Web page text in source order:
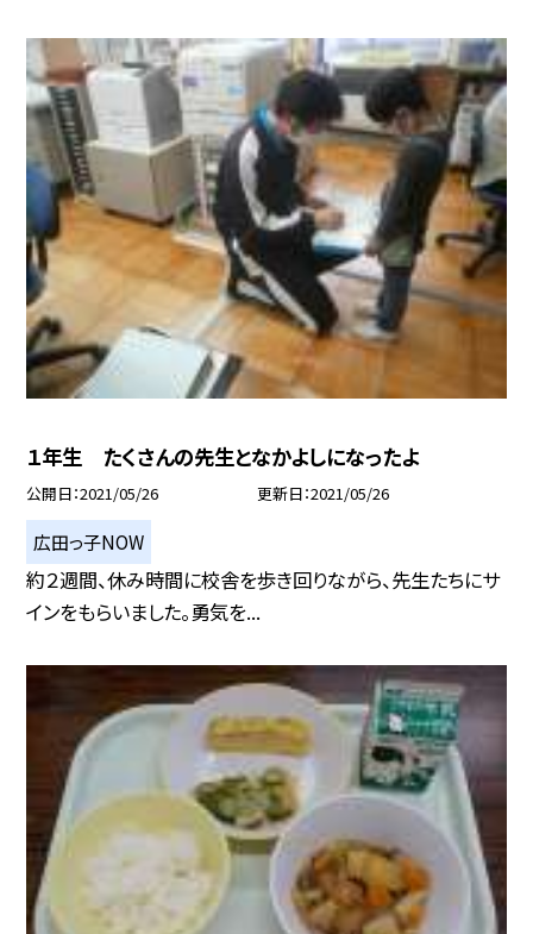
１年生 たくさんの先生となかよしになったよ
公開日 2021/05/26 更新日 2021/05/26
広田っ子NOW
約２週間、休み時間に校舎を歩き回りながら、先生たちにサ
インをもらいました。勇気を...